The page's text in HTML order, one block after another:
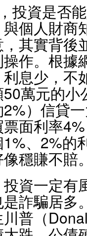
投資是否
個人財商
其實背後
作。根據
息少，不
萬元的
）信貸
面利率
、2%的
穩賺不賠
資一定有
詐騙居多
普（